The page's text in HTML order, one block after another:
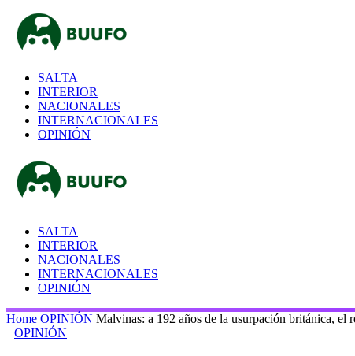
SALTA
INTERIOR
NACIONALES
INTERNACIONALES
OPINIÓN
SALTA
INTERIOR
NACIONALES
INTERNACIONALES
OPINIÓN
Home OPINIÓN Malvinas: a 192 años de la usurpación británica, el
OPINIÓN